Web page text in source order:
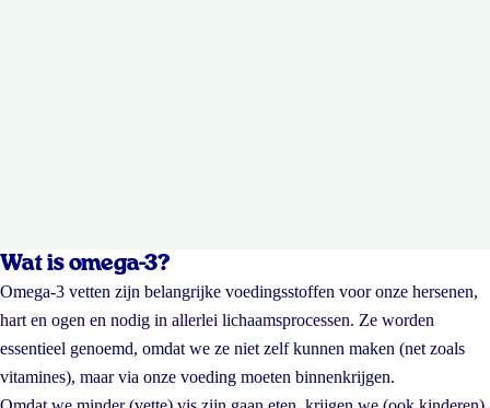
Wat is omega-3?
Omega-3 vetten zijn belangrijke voedingsstoffen voor onze hersenen,
hart en ogen en nodig in allerlei lichaamsprocessen. Ze worden
essentieel genoemd, omdat we ze niet zelf kunnen maken (net zoals
vitamines), maar via onze voeding moeten binnenkrijgen.